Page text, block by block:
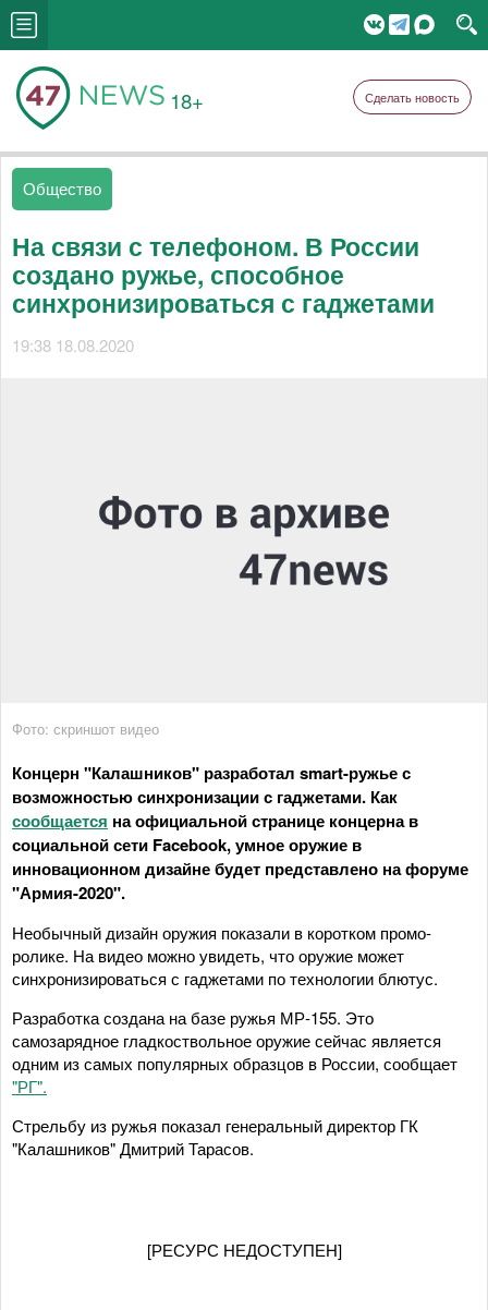
18+ Сделать новость
Общество
На связи с телефоном. В России
создано ружье, способное
синхронизироваться с гаджетами
19:38 18.08.2020
Фото: скриншот видео
Концерн "Калашников" разработал smart-ружье с
возможностью синхронизации с гаджетами. Как
сообщается на официальной странице концерна в
социальной сети Facebook, умное оружие в
инновационном дизайне будет представлено на форуме
"Армия-2020".
Необычный дизайн оружия показали в коротком промо-
ролике. На видео можно увидеть, что оружие может
синхронизироваться с гаджетами по технологии блютус.
Разработка создана на базе ружья МР-155. Это
самозарядное гладкоствольное оружие сейчас является
одним из самых популярных образцов в России, сообщает
"РГ".
Стрельбу из ружья показал генеральный директор ГК
"Калашников" Дмитрий Тарасов.
[РЕСУРС НЕДОСТУПЕН]